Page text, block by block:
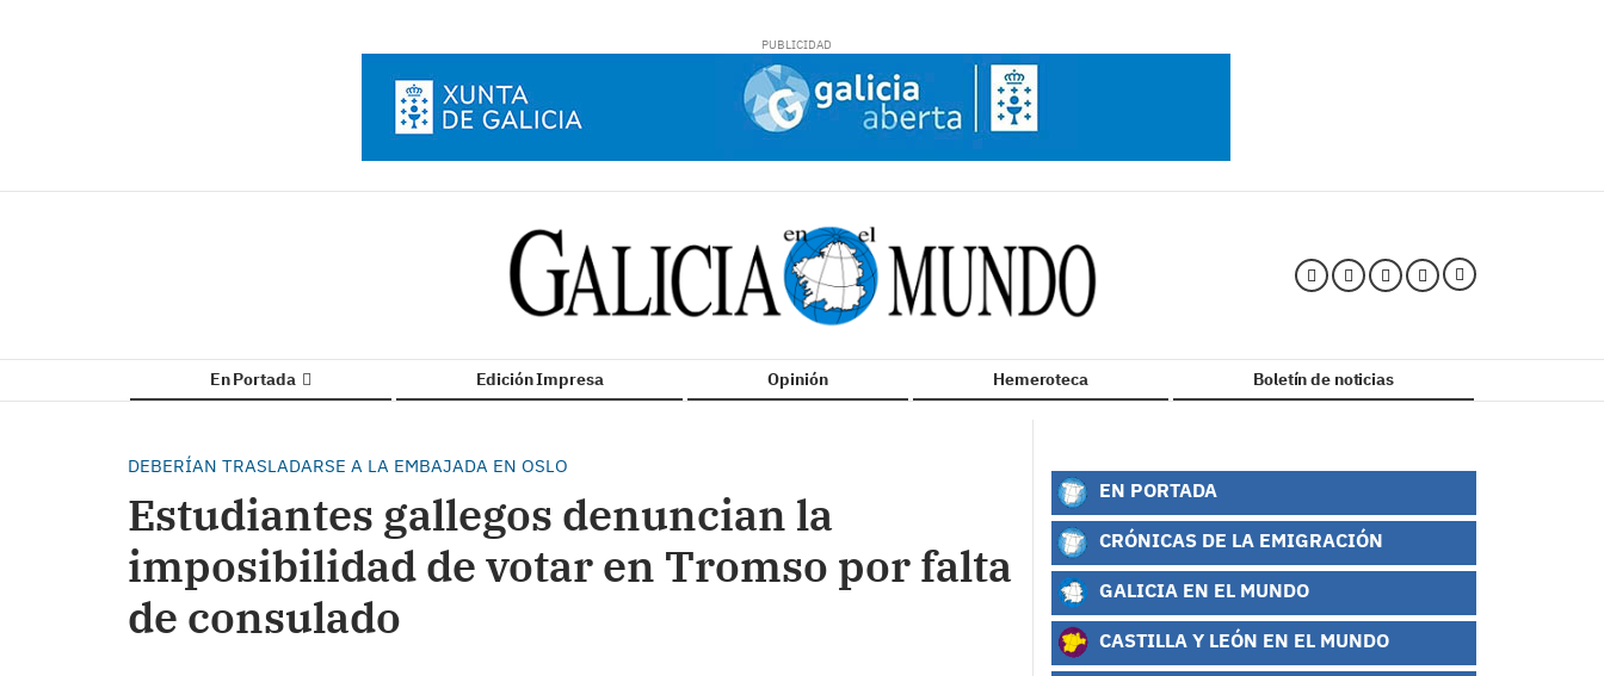
En Portada Edición Impresa Opinión Hemeroteca Boletín de noticias
DEBERÍAN TRASLADARSE A LA EMBAJADA EN OSLO
Estudiantes gallegos denuncian la
imposibilidad de votar en Tromso por falta
de consulado
EN PORTADA
CRÓNICAS DE LA EMIGRACIÓN
GALICIA EN EL MUNDO
CASTILLA Y LEÓN EN EL MUNDO